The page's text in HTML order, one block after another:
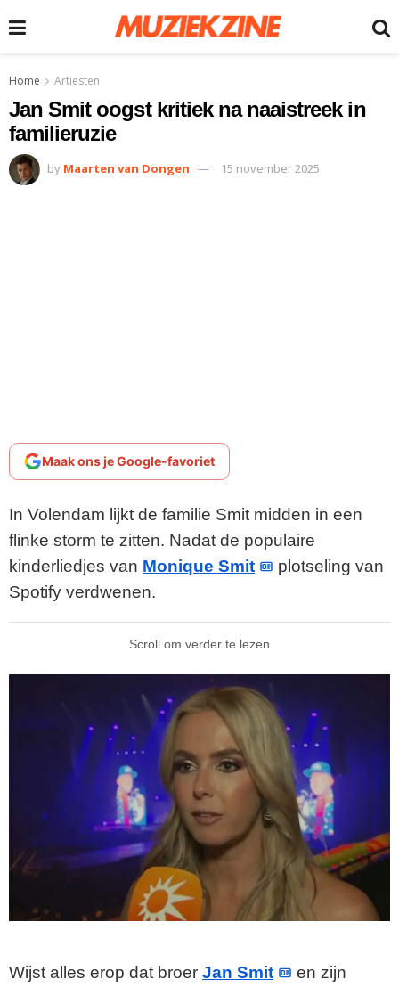
Home Artiesten
Jan Smit oogst kritiek na naaistreek in
familieruzie
by Maarten van Dongen 15 november 2025
Maak ons je Google-favoriet
In Volendam lijkt de familie Smit midden in een
flinke storm te zitten. Nadat de populaire
kinderliedjes van Monique Smit
plotseling van
Spotify verdwenen.
Scroll om verder te lezen
Wijst alles erop dat broer Jan Smit
en zijn